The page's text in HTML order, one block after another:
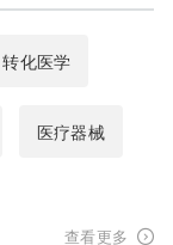
转化医学
医疗器械
查看更多